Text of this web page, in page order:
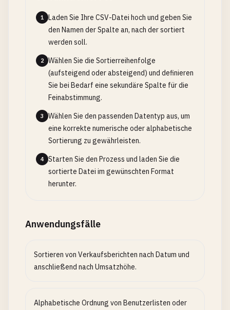
1
Laden Sie Ihre CSV-Datei hoch und geben Sie
den Namen der Spalte an, nach der sortiert
werden soll.
2
Wählen Sie die Sortierreihenfolge
(aufsteigend oder absteigend) und definieren
Sie bei Bedarf eine sekundäre Spalte für die
Feinabstimmung.
3
Wählen Sie den passenden Datentyp aus, um
eine korrekte numerische oder alphabetische
Sortierung zu gewährleisten.
4
Starten Sie den Prozess und laden Sie die
sortierte Datei im gewünschten Format
herunter.
Anwendungsfälle
Sortieren von Verkaufsberichten nach Datum und
anschließend nach Umsatzhöhe.
Alphabetische Ordnung von Benutzerlisten oder